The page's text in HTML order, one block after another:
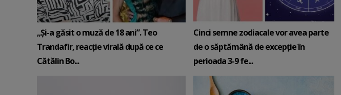
„Și-a găsit o muză de 18 ani”. Teo
Trandafir, reacție virală după ce ce
Cătălin Bo...
Cinci semne zodiacale vor avea parte
de o săptămână de excepție în
perioada 3-9 fe...